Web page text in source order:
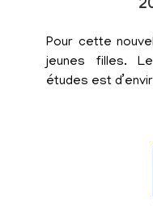
Pour cette
jeunes filles.
études est